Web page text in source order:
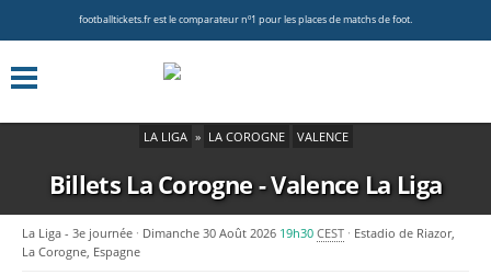
footballtickets.fr est le comparateur nº1 pour les places de matchs de foot.
LA LIGA » LA COROGNE VALENCE
Billets La Corogne - Valence La Liga
La Liga - 3e journée Dimanche 30 Août 2026 19h30 CEST
Estadio de Riazor,
La Corogne, Espagne